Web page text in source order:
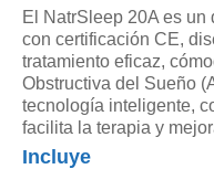
El NatrSleep 20A es
con certificación CE,
tratamiento eficaz,
Obstructiva del Sueño
tecnología inteligente,
facilita la terapia y
Incluye